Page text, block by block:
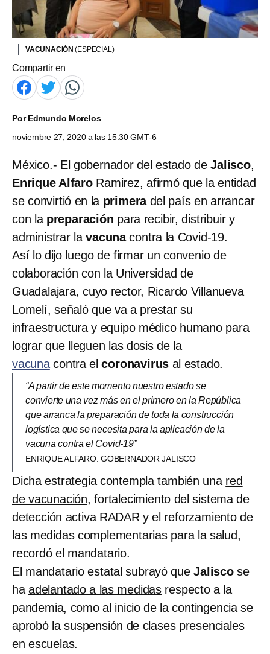
VACUNACIÓN(ESPECIAL)
Compartir en
PorEdmundo Morelos
noviembre 27, 2020 a las 15:30 GMT-6
México.- El gobernador del estado deJalisco,
Enrique AlfaroRamirez, afirmó que la entidad
se convirtió en la primeradel país en arrancar
con la preparación para recibir, distribuir y
administrar lavacunacontra la Covid-19.
Así lo dijo luego de firmar un convenio de
colaboración con la Universidad de
Guadalajara, cuyo rector, Ricardo Villanueva
Lomelí, señaló que va a prestar su
infraestructura y equipo médico humano para
lograr que lleguen las dosis de la
vacunacontra elcoronavirus al estado.
“A partir de este momento nuestro estado se
convierte una vez más en el primero en la República
que arranca la preparación de toda la construcción
logística que se necesita para la aplicación de la
vacuna contra el Covid-19”
ENRIQUE ALFARO. GOBERNADOR JALISCO
Dicha estrategia contempla también una red
de vacunación, fortalecimiento del sistema de
detección activa RADAR y el reforzamiento de
las medidas complementarias para la salud,
recordó el mandatario.
El mandatario estatal subrayó queJaliscose
ha adelantado a las medidas respecto a la
pandemia, como al inicio de la contingencia se
aprobó la suspensión de clases presenciales
en escuelas.